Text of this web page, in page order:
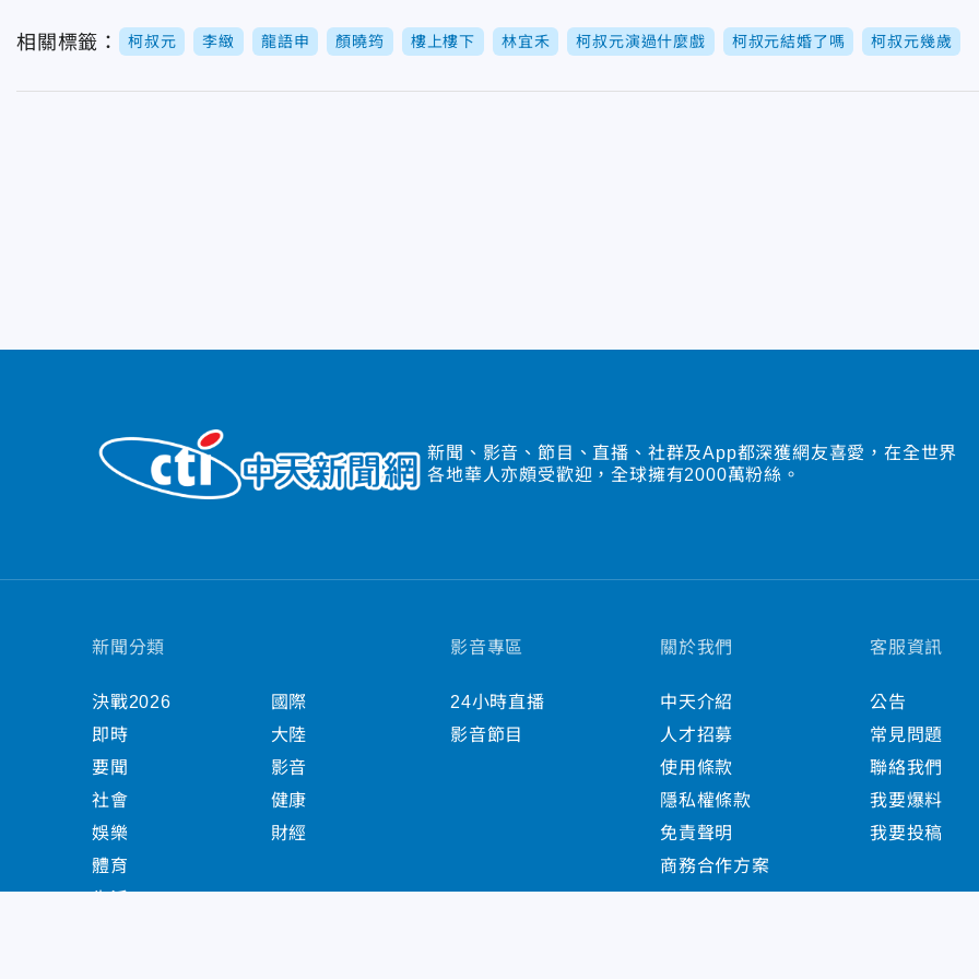
相關標籤： 柯叔元 李緻 龍語申 顏曉筠 樓上樓下 林宜禾 柯叔元演過什麼戲 柯叔元結婚了嗎 柯叔元幾歲
新聞、影音、節目、直播、社群及App都深獲網友喜愛，在全世界
各地華人亦頗受歡迎，全球擁有2000萬粉絲。
新聞分類
決戰2026
即時
要聞
社會
娛樂
體育
國際
大陸
影音
健康
財經
影音專區
24小時直播
影音節目
關於我們
中天介紹
人才招募
使用條款
隱私權條款
免責聲明
商務合作方案
客服資訊
公告
常見問題
聯絡我們
我要爆料
我要投稿